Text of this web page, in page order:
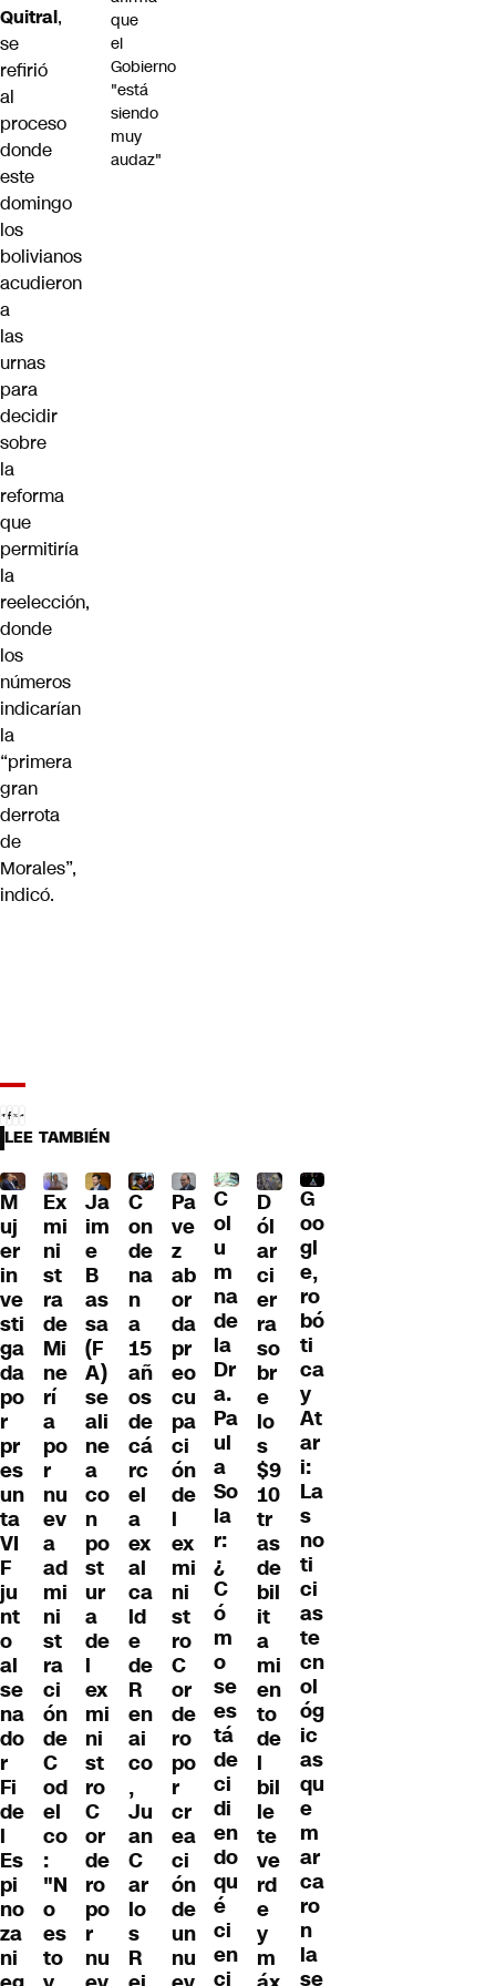
Quitral,
se
refirió
al
proceso
donde
este
domingo
los
bolivianos
acudieron
a
las
urnas
para
decidir
sobre
la
reforma
que
permitiría
la
reelección,
donde
los
números
indicarían
la
“primera
gran
derrota
de
Morales”,
indicó.
que
el
Gobierno
"está
siendo
muy
audaz"
LEE TAMBIÉN
M
uj
er
in
ve
sti
ga
da
po
r
pr
es
un
ta
VI
F
ju
nt
o
al
se
na
do
r
Fi
de
l
Es
pi
no
za
ni
Ex
mi
ni
st
ra
de
Mi
ne
rí
a
po
r
nu
ev
a
ad
mi
ni
st
ra
ci
ón
de
C
od
el
co
:
"N
o
es
to
Ja
im
e
B
as
sa
(F
A)
se
ali
ne
a
co
n
po
st
ur
a
de
l
ex
mi
ni
st
ro
C
or
de
ro
po
r
nu
C
on
de
na
n
a
15
añ
os
de
cá
rc
el
a
ex
al
ca
ld
e
de
R
en
ai
co
,
Ju
an
C
ar
lo
s
R
Pa
ve
z
ab
or
da
pr
eo
cu
pa
ci
ón
de
l
ex
mi
ni
st
ro
C
or
de
ro
po
r
cr
ea
ci
ón
de
un
nu
C
ol
u
m
na
de
la
Dr
a.
Pa
ul
a
So
la
r:
¿
C
ó
m
o
se
es
tá
de
ci
di
en
do
qu
é
ci
en
ci
D
ól
ar
ci
er
ra
so
br
e
lo
s
$9
10
tr
as
de
bil
it
a
mi
en
to
de
l
bil
le
te
ve
rd
e
y
m
G
oo
gl
e,
ro
bó
ti
ca
y
At
ar
i:
La
s
no
ti
ci
as
te
cn
ol
óg
ic
as
qu
e
m
ar
ca
ro
n
la
se